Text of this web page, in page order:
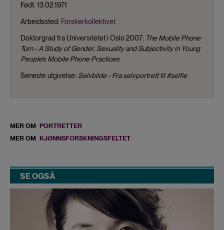
Født: 13.02.1971
Arbeidssted: Forskerkollektivet
Doktorgrad fra Universitetet i Oslo 2007: The Mobile Phone
Turn - A Study of Gender, Sexuality and Subjectivity in Young
People’s Mobile Phone Practices
Seneste utgivelse: Selvbilde - Fra selvportrett til #selfie
MER OM PORTRETTER
MER OM KJØNNSFORSKNINGSFELTET
SE OGSÅ